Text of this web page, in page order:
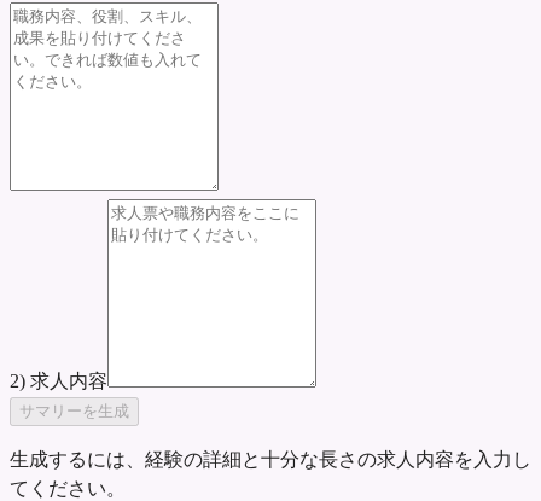
2) 求人内容
サマリーを生成
生成するには、経験の詳細と十分な長さの求人内容を入力し
てください。